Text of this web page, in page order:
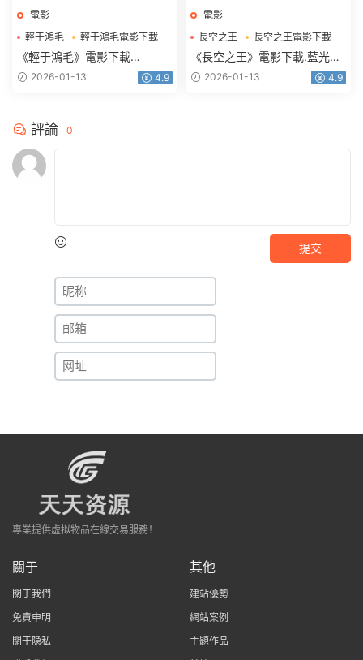
電影
輕于鴻毛
輕于鴻毛電影下載
《輕于鴻毛》電影下載
2160p.HD國語中字
2026-01-13 4.9
電影
長空之王
長空之王電影下載
《長空之王》電影下載.藍光版
1080p.BD國語中字
2026-01-13 4.9
評論 0
提交
專業提供虛拟物品在線交易服務！
關于
關于我們
免責申明
關于隐私
其他
建站優勢
網站案例
主題作品